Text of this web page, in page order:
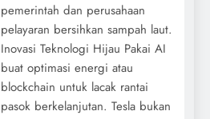
pemerintah dan perusahaan
pelayaran bersihkan sampah laut.
Inovasi Teknologi Hijau Pakai AI
buat optimasi energi atau
blockchain untuk lacak rantai
pasok berkelanjutan. Tesla bukan